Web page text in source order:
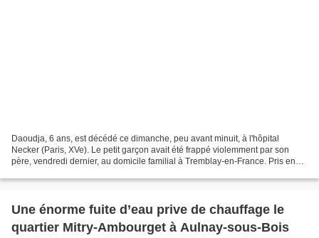
Daoudja, 6 ans, est décédé ce dimanche, peu avant minuit, à l'hôpital
Necker (Paris, XVe). Le petit garçon avait été frappé violemment par son
père, vendredi dernier, au domicile familial à Tremblay-en-France. Pris en
Une énorme fuite d’eau prive de chauffage le
quartier Mitry-Ambourget à Aulnay-sous-Bois